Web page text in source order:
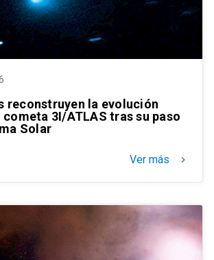
reconstruyen la evolución
3I/ATLAS tras su paso
Solar
Ver más keyboard_arrow_right